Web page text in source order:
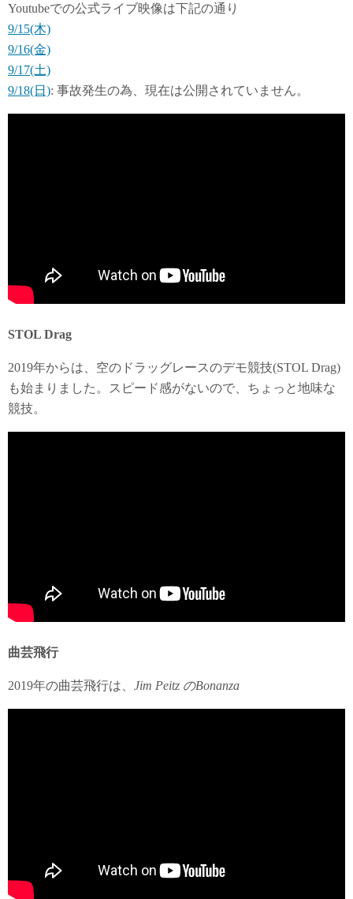
Youtubeでの公式ライブ映像は下記の通り
9/15(木)
9/16(金)
9/17(土)
9/18(日): 事故発生の為、現在は公開されていません。
STOL Drag
2019年からは、空のドラッグレースのデモ競技(STOL Drag)
も始まりました。スピード感がないので、ちょっと地味な
競技。
曲芸飛行
2019年の曲芸飛行は、 Jim Peitz のBonanza